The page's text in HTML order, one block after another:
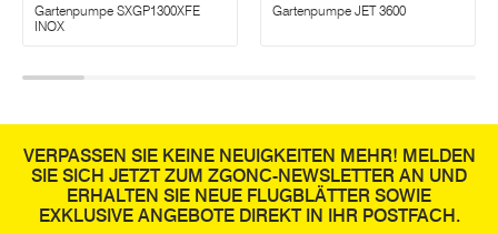
Gartenpumpe SXGP1300XFE
INOX
Gartenpumpe JET 3600
VERPASSEN SIE KEINE NEUIGKEITEN MEHR! MELDEN
SIE SICH JETZT ZUM ZGONC-NEWSLETTER AN UND
ERHALTEN SIE NEUE FLUGBLÄTTER SOWIE
EXKLUSIVE ANGEBOTE DIREKT IN IHR POSTFACH.